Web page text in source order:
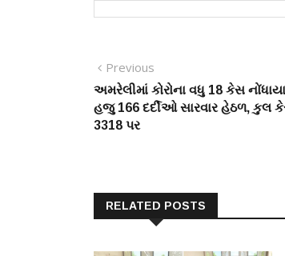
Post
navigation
Previous
post:
અમરેલીમાં કોરોના વધુ 18 કેસ
હજુ 166 દર્દીઓ સારવાર હેઠળ, કુલ
3318 પર
RELATED POSTS